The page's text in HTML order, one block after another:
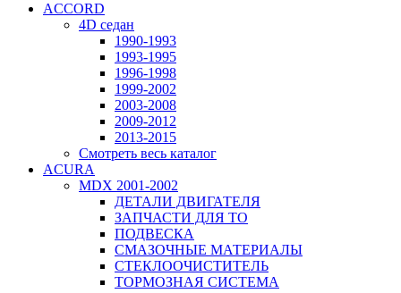
ACCORD
4D седан
1990-1993
1993-1995
1996-1998
1999-2002
2003-2008
2009-2012
2013-2015
Смотреть весь каталог
ACURA
MDX 2001-2002
ДЕТАЛИ ДВИГАТЕЛЯ
ЗАПЧАСТИ ДЛЯ ТО
ПОДВЕСКА
СМАЗОЧНЫЕ МАТЕРИАЛЫ
СТЕКЛООЧИСТИТЕЛЬ
ТОРМОЗНАЯ СИСТЕМА